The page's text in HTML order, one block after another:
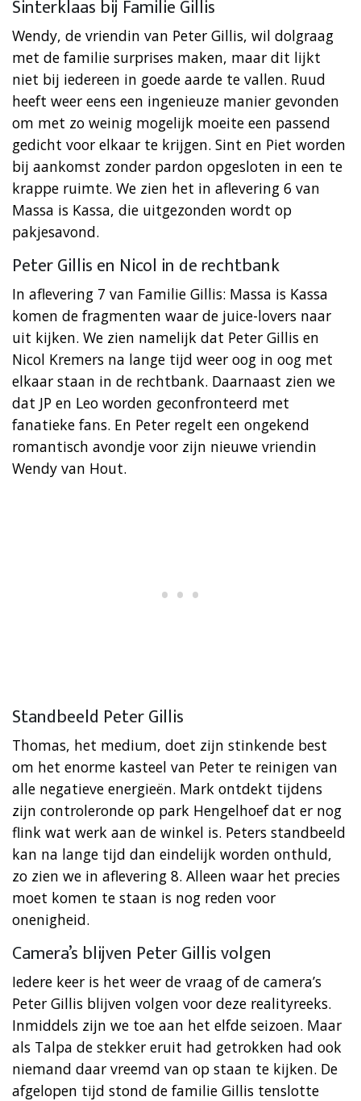
Sinterklaas bij Familie Gillis
Wendy, de vriendin van Peter Gillis, wil dolgraag
met de familie surprises maken, maar dit lijkt
niet bij iedereen in goede aarde te vallen. Ruud
heeft weer eens een ingenieuze manier gevonden
om met zo weinig mogelijk moeite een passend
gedicht voor elkaar te krijgen. Sint en Piet worden
bij aankomst zonder pardon opgesloten in een te
krappe ruimte. We zien het in aflevering 6 van
Massa is Kassa, die uitgezonden wordt op
pakjesavond.
Peter Gillis en Nicol in de rechtbank
In aflevering 7 van Familie Gillis: Massa is Kassa
komen de fragmenten waar de juice-lovers naar
uit kijken. We zien namelijk dat Peter Gillis en
Nicol Kremers na lange tijd weer oog in oog met
elkaar staan in de rechtbank. Daarnaast zien we
dat JP en Leo worden geconfronteerd met
fanatieke fans. En Peter regelt een ongekend
romantisch avondje voor zijn nieuwe vriendin
Wendy van Hout.
Standbeeld Peter Gillis
Thomas, het medium, doet zijn stinkende best
om het enorme kasteel van Peter te reinigen van
alle negatieve energieën. Mark ontdekt tijdens
zijn controleronde op park Hengelhoef dat er nog
flink wat werk aan de winkel is. Peters standbeeld
kan na lange tijd dan eindelijk worden onthuld,
zo zien we in aflevering 8. Alleen waar het precies
moet komen te staan is nog reden voor
onenigheid.
Camera’s blijven Peter Gillis volgen
Iedere keer is het weer de vraag of de camera’s
Peter Gillis blijven volgen voor deze realityreeks.
Inmiddels zijn we toe aan het elfde seizoen. Maar
als Talpa de stekker eruit had getrokken had ook
niemand daar vreemd van op staan te kijken. De
afgelopen tijd stond de familie Gillis tenslotte